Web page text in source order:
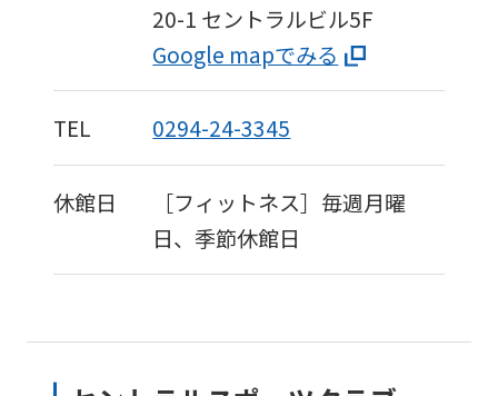
20-1 セントラルビル5F
Google mapでみる
TEL 0294-24-3345
休館日
［フィットネス］毎週月曜
日、季節休館日